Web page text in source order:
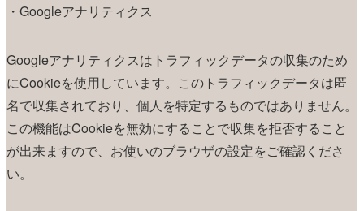
・Googleアナリティクス
Googleアナリティクスはトラフィックデータの収集のため
にCookieを使用しています。このトラフィックデータは匿
名で収集されており、個人を特定するものではありません。
この機能はCookieを無効にすることで収集を拒否すること
が出来ますので、お使いのブラウザの設定をご確認くださ
い。